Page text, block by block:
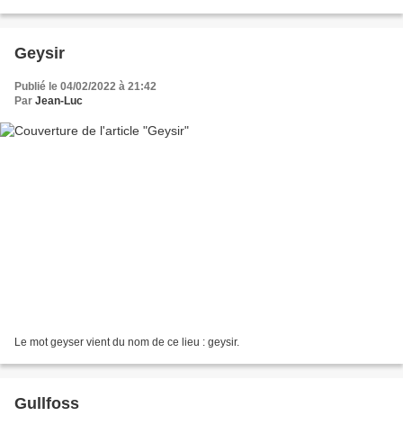
Geysir
Publié le 04/02/2022 à 21:42
Par Jean-Luc
Le mot geyser vient du nom de ce lieu : geysir.
Gullfoss